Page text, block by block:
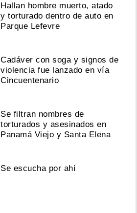
Hallan hombre muerto, atado
y torturado dentro de auto en
Parque Lefevre
Cadáver con soga y signos de
violencia fue lanzado en vía
Cincuentenario
Se filtran nombres de
torturados y asesinados en
Panamá Viejo y Santa Elena
Se escucha por ahí